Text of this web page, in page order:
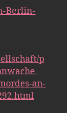
Berlin-
p
an-